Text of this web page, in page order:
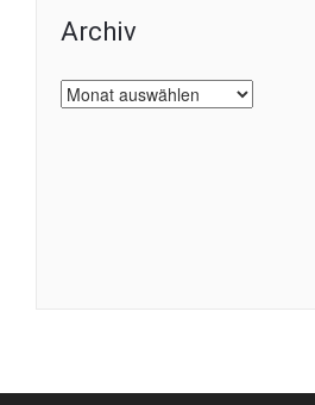
Archiv
Archiv